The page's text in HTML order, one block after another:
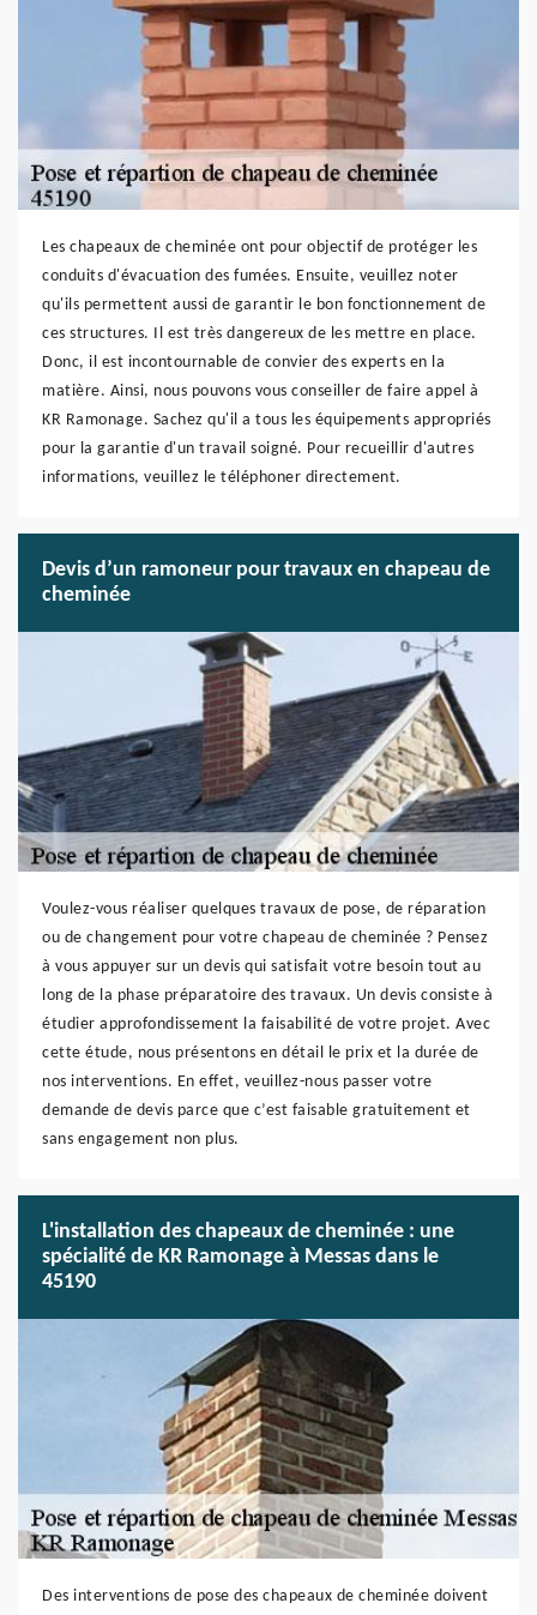
Les chapeaux de cheminée ont pour objectif de protéger les
conduits d'évacuation des fumées. Ensuite, veuillez noter
qu'ils permettent aussi de garantir le bon fonctionnement de
ces structures. Il est très dangereux de les mettre en place.
Donc, il est incontournable de convier des experts en la
matière. Ainsi, nous pouvons vous conseiller de faire appel à
KR Ramonage. Sachez qu'il a tous les équipements appropriés
pour la garantie d'un travail soigné. Pour recueillir d'autres
informations, veuillez le téléphoner directement.
Devis d’un ramoneur pour travaux en chapeau de
cheminée
Voulez-vous réaliser quelques travaux de pose, de réparation
ou de changement pour votre chapeau de cheminée ? Pensez
à vous appuyer sur un devis qui satisfait votre besoin tout au
long de la phase préparatoire des travaux. Un devis consiste à
étudier approfondissement la faisabilité de votre projet. Avec
cette étude, nous présentons en détail le prix et la durée de
nos interventions. En effet, veuillez-nous passer votre
demande de devis parce que c’est faisable gratuitement et
sans engagement non plus.
L'installation des chapeaux de cheminée : une
spécialité de KR Ramonage à Messas dans le
45190
Des interventions de pose des chapeaux de cheminée doivent